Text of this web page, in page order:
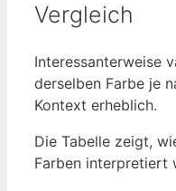
Vergleich
Interessanterweise
derselben Farbe je
Kontext erheblich.
Die Tabelle zeigt,
Farben interpretiert